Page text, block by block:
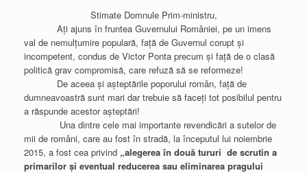
Stimate Domnule Prim-ministru,
Ați ajuns în fruntea Guvernului României, pe un imens
val de nemulțumire populară, față de Guvernul corupt și
incompetent, condus de Victor Ponta precum și față de o clasă
politică grav compromisă, care refuză să se reformeze!
De aceea și așteptările poporului român, față de
dumneavoastră sunt mari dar trebuie să faceți tot posibilul pentru
a răspunde acestor așteptări!
Una dintre cele mai importante revendicări a sutelor de
mii de români, care au fost în stradă, la începutul lui noiembrie
2015, a fost cea privind „alegerea în două tururi de scrutin a
primarilor și eventual reducerea sau eliminarea pragului